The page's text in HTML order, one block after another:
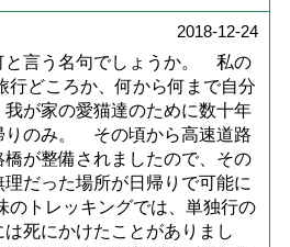
2018-12-24
と言う名句でしょうか。 私の
行どころか、何から何まで自分
が家の愛猫達のために数十年
りのみ。 その頃から高速道路
が整備されましたので、その
だった場所が日帰りで可能に
のトレッキングでは、単独行の
死にかけたことがありまし